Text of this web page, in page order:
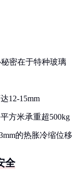
密在于特种玻璃
12-15mm
方米承重超500kg
的热胀冷缩位移
全